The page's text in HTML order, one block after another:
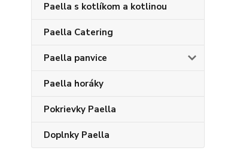
Paella s kotlíkom a kotlinou
Paella Catering
Paella panvice
Paella horáky
Pokrievky Paella
Doplnky Paella